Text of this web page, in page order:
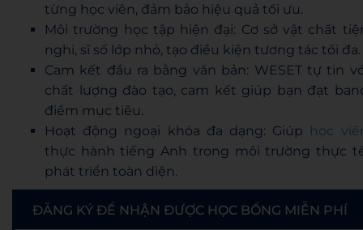
từng học viên, đảm bảo hiệu quả tối ưu.
Môi trường học tập hiện đại: Cơ sở vật chất
nghi, sĩ số lớp nhỏ, tạo điều kiện tương tác tối đa.
Cam kết đầu ra bằng văn bản: WESET tự tin
chất lượng đào tạo, cam kết giúp bạn đạt
điểm mục tiêu.
Hoạt động ngoại khóa đa dạng: Giúp
học
thực hành tiếng Anh trong môi trường thực
phát triển toàn diện.
ĐĂNG KÝ ĐỂ NHẬN ĐƯỢC HỌC BỔNG MIỄN PHÍ